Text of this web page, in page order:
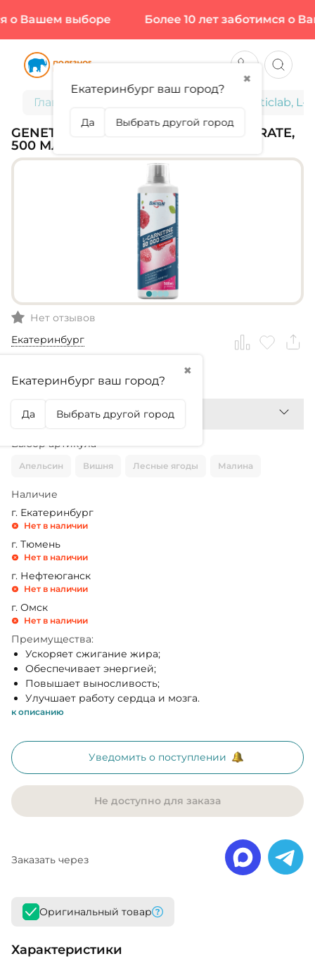
Вашем выборе Более 10 лет заботимся о
Главная Geneticlab,
GENETICLAB, L-CARNITINE CONCENTRATE,
500 МЛ (66 ПОРЦИЙ)
Нет отзывов
Екатеринбург
✖
Екатеринбург ваш город?
Да Выбрать другой город
999,99₽
Выбор артикула
Апельсин Вишня Лесные ягоды Малина
Наличие
г. Екатеринбург
Нет в наличии
г. Тюмень
Нет в наличии
г. Нефтеюганск
Нет в наличии
г. Омск
Нет в наличии
Преимущества:
Ускоряет сжигание жира;
Обеспечивает энергией;
Повышает выносливость;
Улучшает работу сердца и мозга.
к описанию
Уведомить о поступлении
Не доступно для заказа
Заказать через
Оригинальный товар
Характеристики
✖
Екатеринбург ваш город?
Да Выбрать другой город